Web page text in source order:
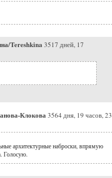
Tereshkina 3517 дней, 17
Клокова3564 дня, 19 часов, 23
архитектурные наброски, впрямую
Голосую.